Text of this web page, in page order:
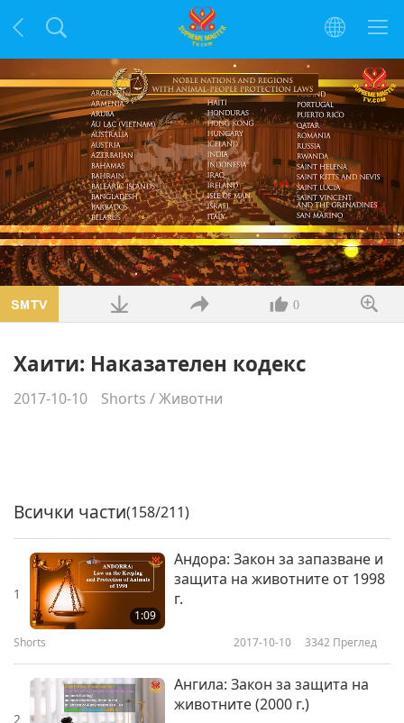
Без
звук
/
Заредено:
40.81%
Качество
0
Хаити: Наказателен кодекс
2017-10-10 Shorts /Животни
Всички части(158/211)
1
1:09
Андора: Закон за запазване и
защита на животните от 1998
г.
Shorts 2017-10-10 3342 Преглед
2
Ангила: Закон за защита на
животните (2000 г.)